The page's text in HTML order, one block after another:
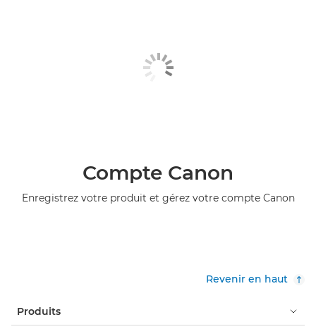
Compte Canon
Enregistrez votre produit et gérez votre compte Canon
Revenir en haut
Produits